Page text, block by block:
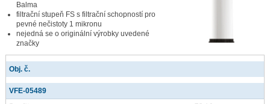
Balma
filtrační stupeň FS s filtrační schopností pro
pevné nečistoty 1 mikronu
nejedná se o originální výrobky uvedené
značky
Obj. č.
VFE-05489